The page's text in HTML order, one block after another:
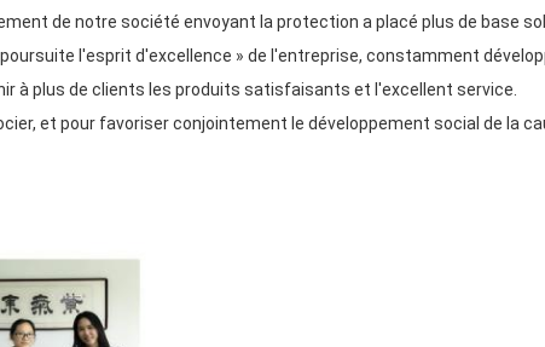
de notre société envoyant la protection a placé plus de base
l'esprit d'excellence » de l'entreprise, constamment
à plus de clients les produits satisfaisants et l'excellent service.
et pour favoriser conjointement le développement social de la